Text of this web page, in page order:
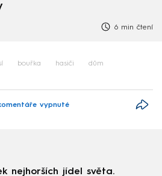
6 min čtení
bouřka hasiči dům
vypnuté
nejhorších jídel světa.